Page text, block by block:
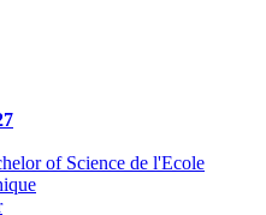
of Science de l'Ecole